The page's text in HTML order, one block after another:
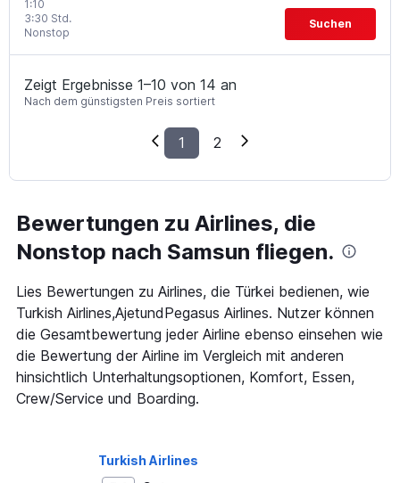
1:10
Nonstop
3:30 Std. Suchen
Zeigt Ergebnisse 1–10 von 14 an
Nach dem günstigsten Preis sortiert
1 2
Bewertungen zu Airlines, die
Nonstop nach Samsun fliegen.
Lies Bewertungen zu Airlines, die Türkei bedienen, wie
Turkish Airlines,AjetundPegasus Airlines. Nutzer können
die Gesamtbewertung jeder Airline ebenso einsehen wie
die Bewertung der Airline im Vergleich mit anderen
hinsichtlich Unterhaltungsoptionen, Komfort, Essen,
Crew/Service und Boarding.
Turkish Airlines